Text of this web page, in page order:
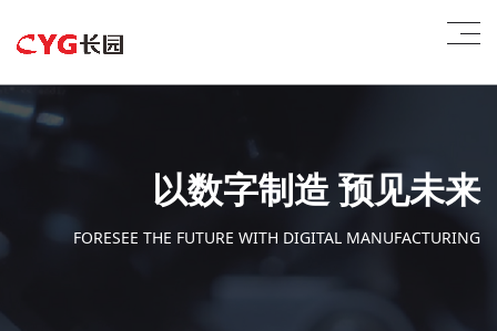
以数字制造 预见未来
FORESEE THE FUTURE WITH DIGITAL MANUFACTURING